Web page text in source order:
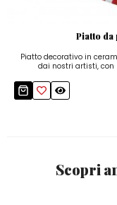
Piatto da
Piatto decorativo in
dai nostri artisti, con
Scopri